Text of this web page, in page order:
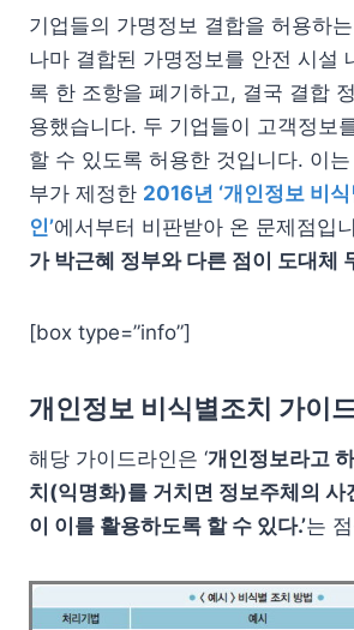
기업들의 가명정보 결합을 허용하
나마 결합된 가명정보를 안전 시설
록 한 조항을 폐기하고, 결국 결합
용했습니다. 두 기업들이 고객정보
할 수 있도록 허용한 것입니다. 이
부가 제정한 2016년 ‘개인정보 비
인’에서부터 비판받아 온 문제점입
가 박근혜 정부와 다른 점이 도대체
[box type=”info”]
개인정보 비식별조치 가이
해당 가이드라인은 ‘개인정보라고
치(익명화)를 거치면 정보주체의 사
이 이를 활용하도록 할 수 있다.’는